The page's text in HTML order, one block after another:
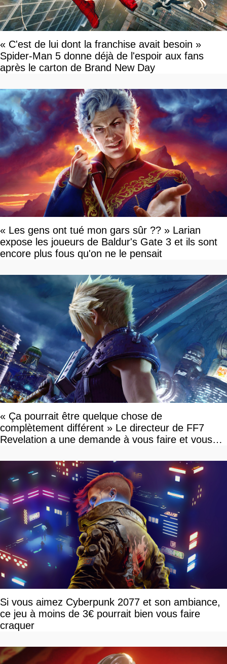
« C'est de lui dont la franchise avait besoin »
Spider-Man 5 donne déjà de l'espoir aux fans
après le carton de Brand New Day
« Les gens ont tué mon gars sûr ?? » Larian
expose les joueurs de Baldur's Gate 3 et ils sont
encore plus fous qu'on ne le pensait
« Ça pourrait être quelque chose de
complètement différent » Le directeur de FF7
Revelation a une demande à vous faire et vous
Si vous aimez Cyberpunk 2077 et son ambiance,
ce jeu à moins de 3€ pourrait bien vous faire
craquer